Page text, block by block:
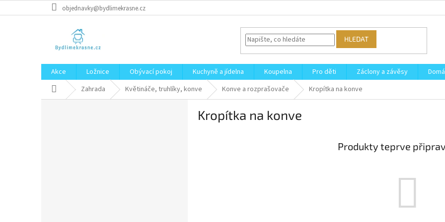
na
objednavky@bydlimekrasne.cz
HLEDAT
Akce Ložnice Obývací pokoj Kuchyně a jídelna Koupelna Pro děti Záclony a závěsy
Domů Zahrada Květináče, truhlíky, konve Konve a rozprašovače Kropítka na konve
Kropítka na konve
Produkty teprve